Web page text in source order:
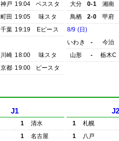
神戸 19:04
ベススタ
町田 19:05
味スタ
千葉 19:19
Eピース
川崎 18:00
味スタ
京都 19:00 ピースタ
大分
0-1
湘南
鳥栖
2-0
甲府
8/9 (日)
いわき
-
今治
山形
- 栃木C
J1
1
清水
1
名古屋
1
札幌
1
八戸